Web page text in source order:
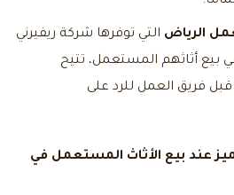
الرياض التي توفرها شركة ريفيرني
بيع أثاثهم المستعمل، تتيح
فريق العمل للرد على
عند بيع الأثاث المستعمل في